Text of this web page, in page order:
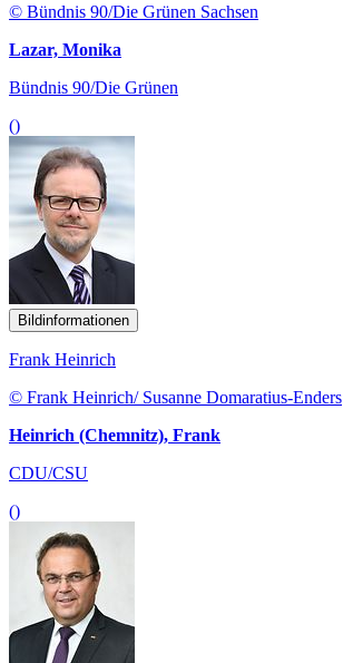
© Bündnis 90/Die Grünen Sachsen
Lazar, Monika
Bündnis 90/Die Grünen
()
Bildinformationen
Frank Heinrich
© Frank Heinrich/ Susanne Domaratius-Enders
Heinrich (Chemnitz), Frank
CDU/CSU
()